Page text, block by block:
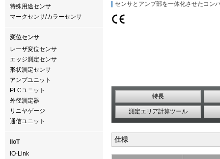
特殊用途センサ
マークセンサ/カラーセンサ
変位センサ
レーザ変位センサ
エッジ測定センサ
形状測定センサ
アンプユニット
PLCユニット
外径測定器
リニヤゲージ
通信ユニット
IIoT
IO-Link
センサとアンプ部を一体化させたコン
特長
測定エリア計算ツール
仕様